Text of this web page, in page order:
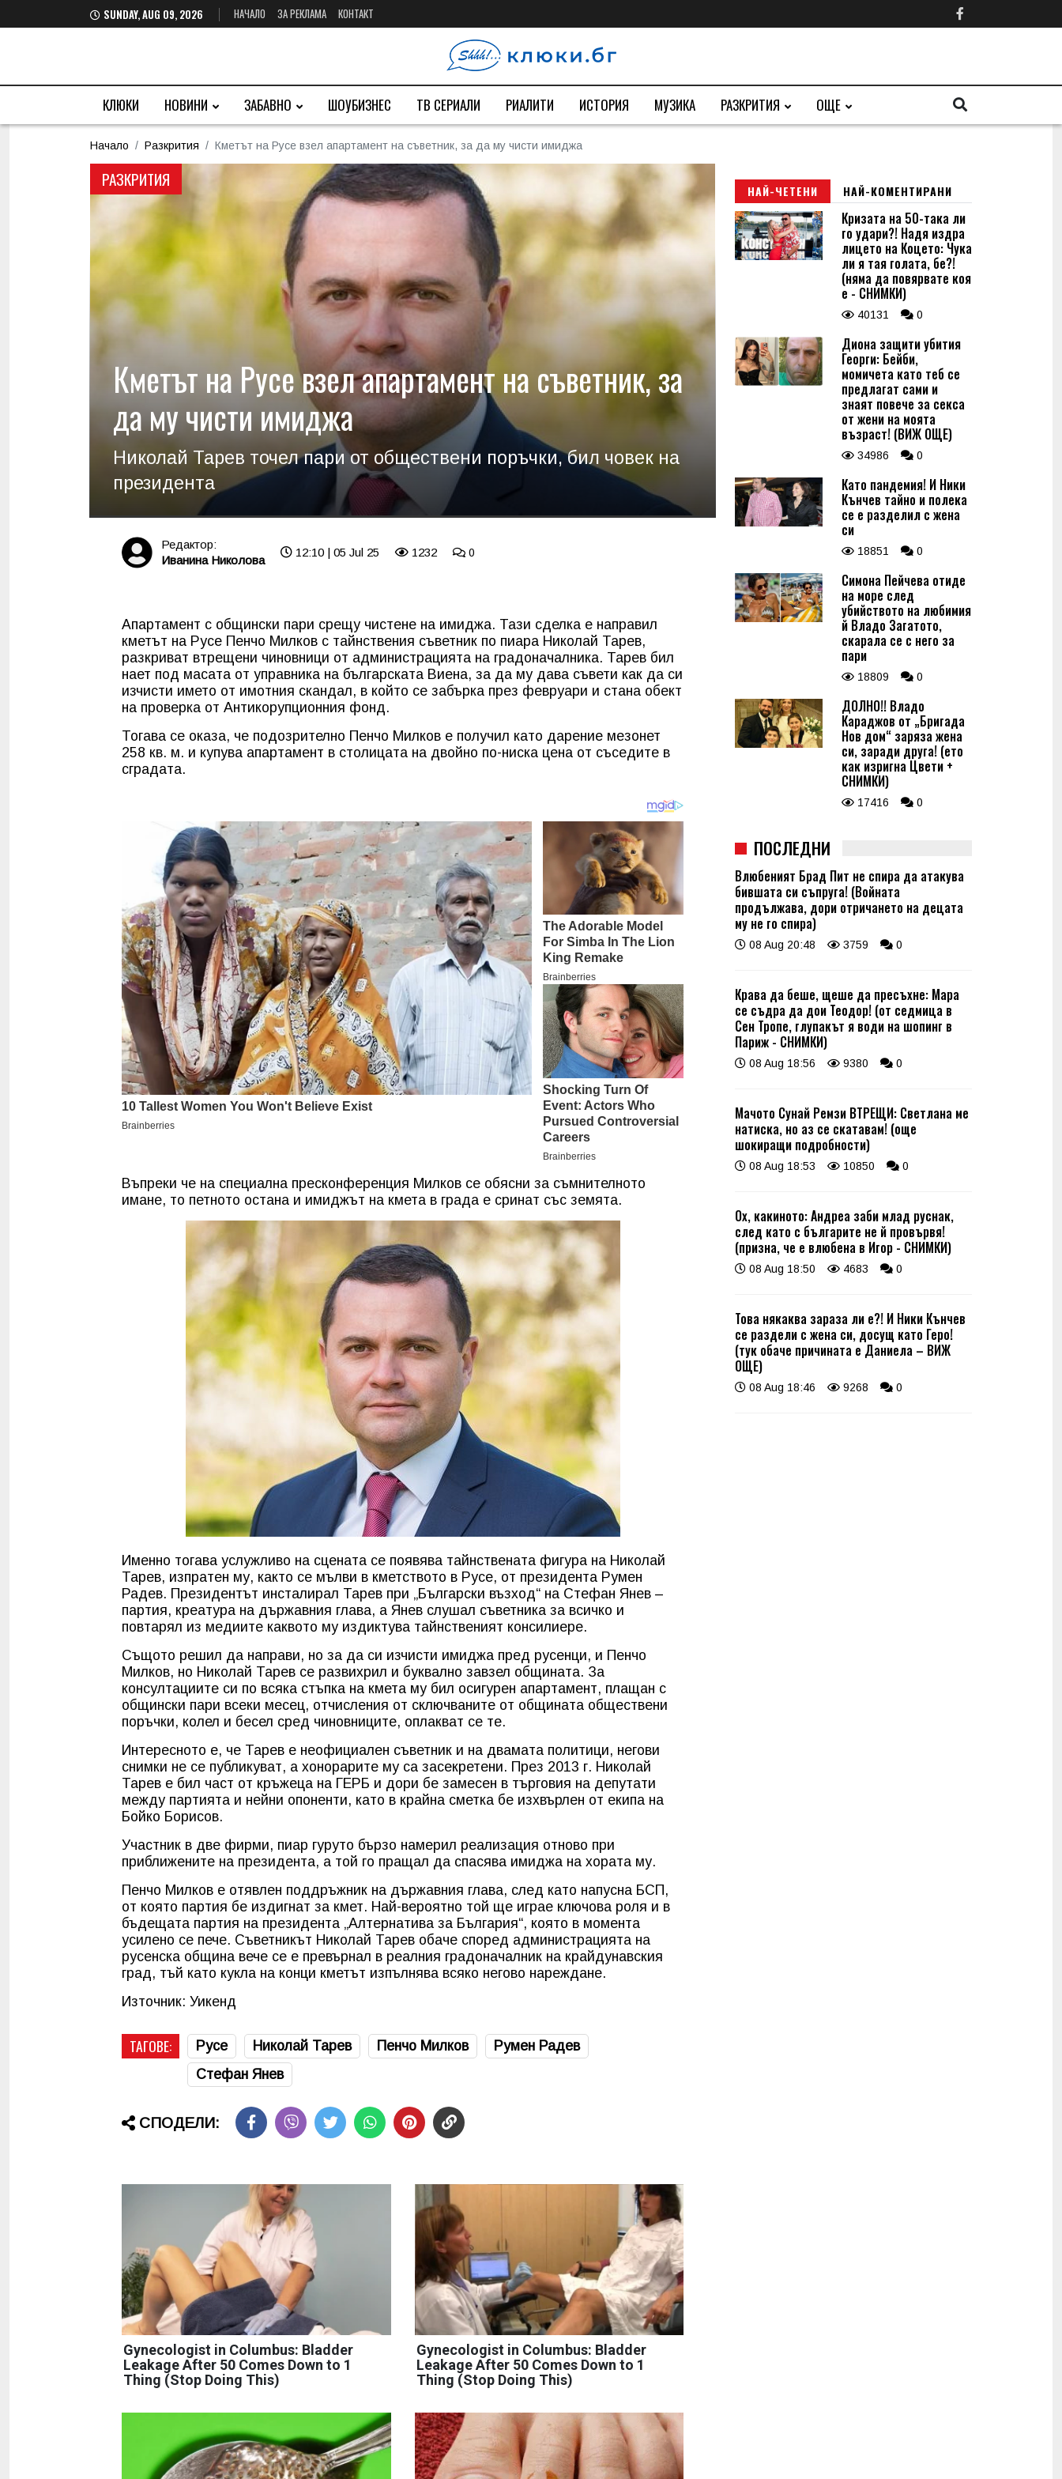
SUNDAY, AUG 09, 2026 НАЧАЛО ЗА РЕКЛАМА КОНТАКТ
КЛЮКИ НОВИНИ ЗАБАВНО ШОУБИЗНЕС ТВ СЕРИАЛИ РИАЛИТИ ИСТОРИЯ МУЗИКА РАЗКРИТИЯ ОЩЕ
Начало Разкрития Кметът на Русе взел апартамент на съветник, за да му чисти имиджа
РАЗКРИТИЯ
Кметът на Русе взел апартамент на съветник, за
да му чисти имиджа
Николай Тарев точел пари от обществени поръчки, бил човек на
президента
Редактор:
Иванина Николова
12:10 | 05 Jul 25 1232 0
Апартамент с общински пари срещу чистене на имиджа. Тази сделка е направил
кметът на Русе Пенчо Милков с тайнствения съветник по пиара Николай Тарев,
разкриват втрещени чиновници от администрацията на градоначалника. Тарев бил
нает под масата от управника на българската Виена, за да му дава съвети как да си
изчисти името от имотния скандал, в който се забърка през февруари и стана обект
на проверка от Антикорупционния фонд.
Тогава се оказа, че подозрително Пенчо Милков е получил като дарение мезонет
258 кв. м. и купува апартамент в столицата на двойно по-ниска цена от съседите в
сградата.
Въпреки че на специална пресконференция Милков се обясни за съмнителното
имане, то петното остана и имиджът на кмета в града е сринат със земята.
Именно тогава услужливо на сцената се появява тайнствената фигура на Николай
Тарев, изпратен му, както се мълви в кметството в Русе, от президента Румен
Радев. Президентът инсталирал Тарев при „Български възход“ на Стефан Янев –
партия, креатура на държавния глава, а Янев слушал съветника за всичко и
повтарял из медиите каквото му издиктува тайнственият консилиере.
Същото решил да направи, но за да си изчисти имиджа пред русенци, и Пенчо
Милков, но Николай Тарев се развихрил и буквално завзел общината. За
консултациите си по всяка стъпка на кмета му бил осигурен апартамент, плащан с
общински пари всеки месец, отчисления от сключваните от общината обществени
поръчки, колел и бесел сред чиновниците, оплакват се те.
Интересното е, че Тарев е неофициален съветник и на двамата политици, негови
снимки не се публикуват, а хонорарите му са засекретени. През 2013 г. Николай
Тарев е бил част от кръжеца на ГЕРБ и дори бе замесен в търговия на депутати
между партията и нейни опоненти, като в крайна сметка бе изхвърлен от екипа на
Бойко Борисов.
Участник в две фирми, пиар гуруто бързо намерил реализация отново при
приближените на президента, а той го пращал да спасява имиджа на хората му.
Пенчо Милков е отявлен поддръжник на държавния глава, след като напусна БСП,
от която партия бе издигнат за кмет. Най-вероятно той ще играе ключова роля и в
бъдещата партия на президента „Алтернатива за България“, която в момента
усилено се пече. Съветникът Николай Тарев обаче според администрацията на
русенска община вече се е превърнал в реалния градоначалник на крайдунавския
град, тъй като кукла на конци кметът изпълнява всяко негово нареждане.
Източник: Уикенд
ТАГОВЕ: Русе Николай Тарев Пенчо Милков
Румен Радев
Стефан Янев
СПОДЕЛИ:
Gynecologist in Columbus: Bladder
Leakage After 50 Comes Down to 1
Thing (Stop Doing This)
Gynecologist in Columbus: Bladder
Leakage After 50 Comes Down to 1
Thing (Stop Doing This)
НАЙ-ЧЕТЕНИ НАЙ-КОМЕНТИРАНИ
Кризата на 50-така ли
го удари?! Надя издра
лицето на Коцето: Чука
ли я тая голата, бе?!
(няма да повярвате коя
е - СНИМКИ)
40131 0
Диона защити убития
Георги: Бейби,
момичета като теб се
предлагат сами и
знаят повече за секса
от жени на моята
възраст! (ВИЖ ОЩЕ)
34986 0
Като пандемия! И Ники
Кънчев тайно и полека
се е разделил с жена
си
18851 0
Симона Пейчева отиде
на море след
убийството на любимия
й Владо Загатото,
скарала се с него за
пари
18809 0
ДОЛНО!! Владо
Караджов от „Бригада
Нов дом“ заряза жена
си, заради друга! (ето
как изригна Цвети +
СНИМКИ)
17416 0
ПОСЛЕДНИ
Влюбеният Брад Пит не спира да атакува
бившата си съпруга! (Войната
продължава, дори отричането на децата
му не го спира)
08 Aug 20:48 3759 0
Крава да беше, щеше да пресъхне: Мара
се съдра да дои Теодор! (от седмица в
Сен Тропе, глупакът я води на шопинг в
Париж - СНИМКИ)
08 Aug 18:56 9380 0
Мачото Сунай Ремзи ВТРЕЩИ: Светлана ме
натиска, но аз се скатавам! (още
шокиращи подробности)
08 Aug 18:53 10850 0
Ох, какиното: Андреа заби млад руснак,
след като с българите не й провървя!
(призна, че е влюбена в Игор - СНИМКИ)
08 Aug 18:50 4683 0
Това някаква зараза ли е?! И Ники Кънчев
се раздели с жена си, досущ като Геро!
(тук обаче причината е Даниела – ВИЖ
ОЩЕ)
08 Aug 18:46 9268 0